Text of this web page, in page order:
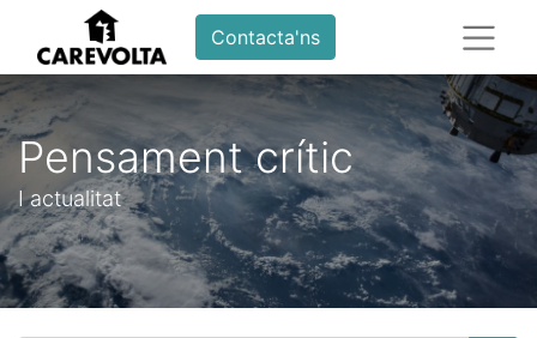
Contacta'ns
Pensament crític
I actualitat